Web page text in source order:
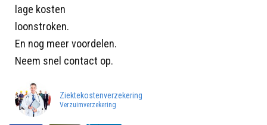
lage kosten
loonstroken.
En nog meer voordelen.
Neem snel contact op.
Ziektekostenverzekering
Verzuimverzekering